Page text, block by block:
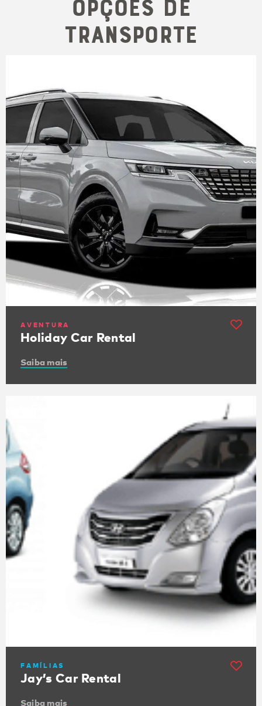
Opções de
transporte
AVENTURA
Holiday Car Rental
Saiba mais
FAMÍLIAS
Jay’s Car Rental
Saiba mais